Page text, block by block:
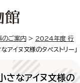
のご案内 > 2024年度 行
アイヌ文様のタペストリー」
さなアイヌ文様の